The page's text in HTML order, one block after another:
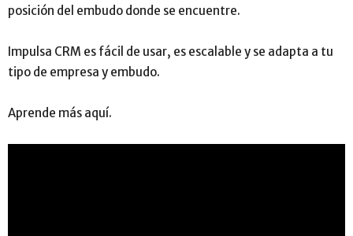
posición del embudo donde se encuentre.
Impulsa CRM es fácil de usar, es escalable y se adapta a tu
tipo de empresa y embudo.
Aprende más aquí.